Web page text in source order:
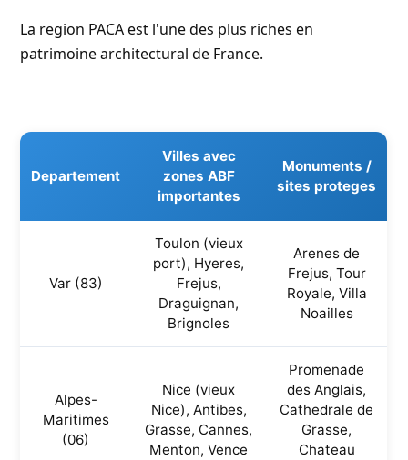
La region PACA est l'une des plus riches en
patrimoine architectural de France.
Departement
Villes avec
zones ABF
importantes
Monuments /
sites proteges
Var (83)
Toulon (vieux
port), Hyeres,
Frejus,
Draguignan,
Brignoles
Arenes de
Frejus, Tour
Royale, Villa
Noailles
Alpes-
Maritimes
(06)
Nice (vieux
Nice), Antibes,
Grasse, Cannes,
Menton, Vence
Promenade
des Anglais,
Cathedrale de
Grasse,
Chateau